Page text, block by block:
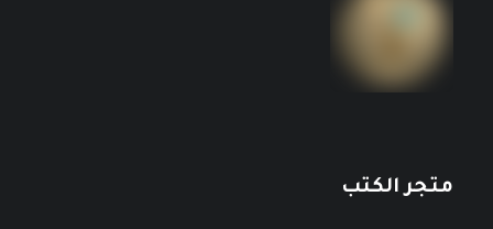
التسلح ونزع السلاح والأمن الدولي: الكتاب
متجر الكتب